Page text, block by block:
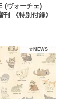
(ヴォーチェ)
刊 《特別付録》
☆NEWS